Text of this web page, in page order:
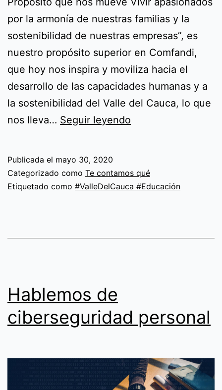
por la armonía de nuestras familias y la
sostenibilidad de nuestras empresas”, es
nuestro propósito superior en Comfandi,
que hoy nos inspira y moviliza hacia el
desarrollo de las capacidades humanas y a
la sostenibilidad del Valle del Cauca, lo que
nos lleva… Seguir leyendo
los
vallecaucanos,
que
Publicada el mayo 30, 2020
Categorizado como Te contamos qué
Etiquetado como #ValleDelCauca #Educación
Hablemos de
ciberseguridad personal